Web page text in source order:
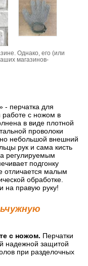
Однако, его (или
магазинов-
- перчатка для
работе с ножом в
в виде плотной
проволоки
небольшой внешний
рук и сама кисть
регулируемым
подгонку
отличается малым
обработке.
на правую руку!
с ножом. Перчатки
надежной защитой
при разделочных